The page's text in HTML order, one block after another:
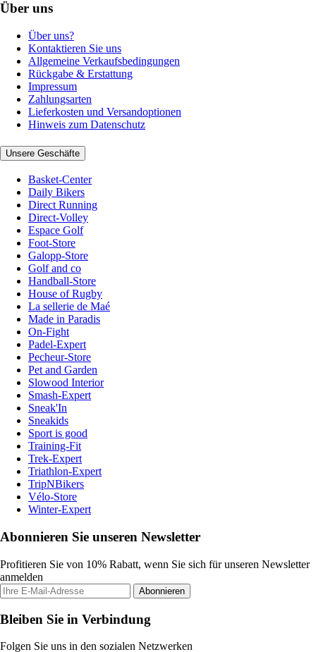
Über uns
Über uns?
Kontaktieren Sie uns
Allgemeine Verkaufsbedingungen
Rückgabe & Erstattung
Impressum
Zahlungsarten
Lieferkosten und Versandoptionen
Hinweis zum Datenschutz
Unsere Geschäfte
Basket-Center
Daily Bikers
Direct Running
Direct-Volley
Espace Golf
Foot-Store
Galopp-Store
Golf and co
Handball-Store
House of Rugby
La sellerie de Maé
Made in Paradis
On-Fight
Padel-Expert
Pecheur-Store
Pet and Garden
Slowood Interior
Smash-Expert
Sneak'In
Sneakids
Sport is good
Training-Fit
Trek-Expert
Triathlon-Expert
TripNBikers
Vélo-Store
Winter-Expert
Abonnieren Sie unseren Newsletter
Profitieren Sie von 10% Rabatt, wenn Sie sich für unseren Newsletter
anmelden
Abonnieren
Bleiben Sie in Verbindung
Folgen Sie uns in den sozialen Netzwerken